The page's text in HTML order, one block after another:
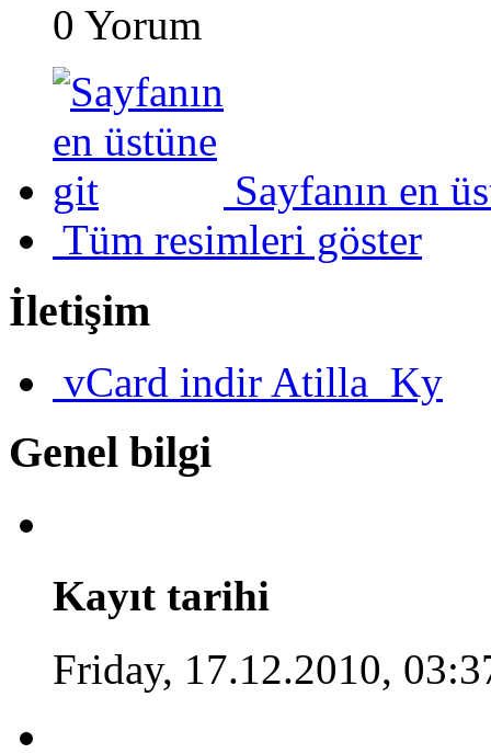
0 Yorum
Sayfanın en
Tüm resimleri göster
İletişim
vCard indir Atilla_Ky
Genel bilgi
Kayıt tarihi
Friday, 17.12.2010,